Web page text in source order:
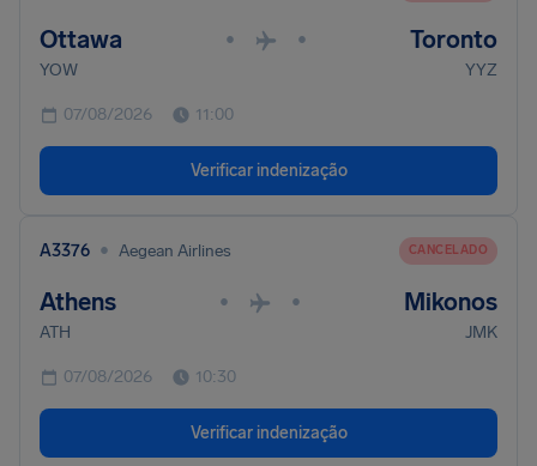
Ottawa • • Toronto
YOW YYZ
07/08/2026 11:00
Verificar indenização
A3376 • Aegean Airlines CANCELADO
Athens • • Mikonos
ATH JMK
07/08/2026 10:30
Verificar indenização